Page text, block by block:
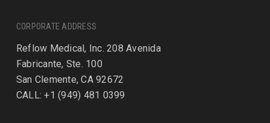
CORPORATE ADDRESS
Reflow Medical, Inc. 208 Avenida
Fabricante, Ste. 100
San Clemente, CA 92672
CALL: +1 (949) 481 0399